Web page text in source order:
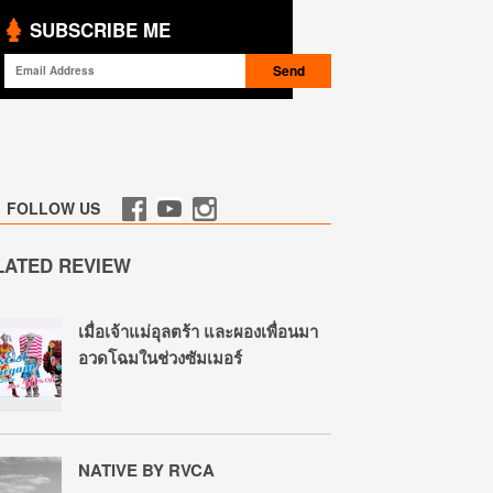
SUBSCRIBE ME
FOLLOW US
REVIEW
เมื่อเจ้าแม่อุลตร้า และผองเพื่อนมา
อวดโฉมในช่วงซัมเมอร์
NATIVE BY RVCA